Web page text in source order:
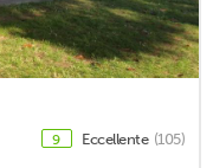
9 Eccellente (105)